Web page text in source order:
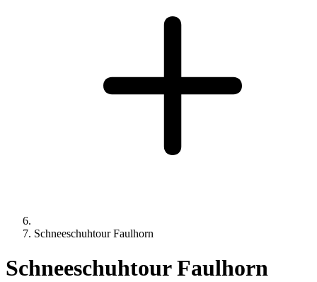
Schneeschuhtour Faulhorn
Schneeschuhtour Faulhorn